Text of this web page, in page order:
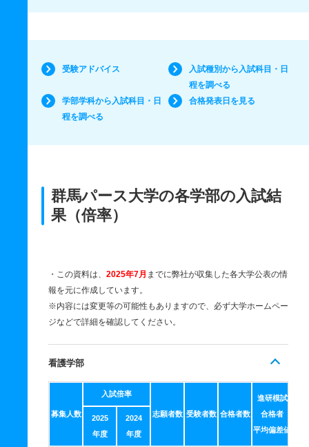
受験アドバイス
入試種別から入試科目・日
程を調べる
学部学科から入試科目・日
程を調べる
合格発表日を見る
群馬パース大学の各学部の入試結
果（倍率）
・この資料は、 2025年7月 までに弊社が収集した各大学公表の情
報を元に作成しています。
※内容には変更等の可能性もありますので、必ず大学ホームペー
ジなどで詳細を確認してください。
看護学部
募集人数
入試倍率
志願者数 受験者数 合格者数
進研模試
合格者
平均偏差値
2025
年度
2024
年度